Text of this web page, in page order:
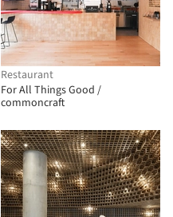
Restaurant
For All Things Good /
commoncraft